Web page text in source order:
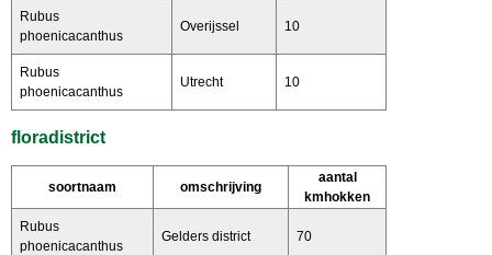
Rubus
phoenicacanthus
Overijssel 10
Rubus
phoenicacanthus
Utrecht 10
floradistrict
soortnaam omschrijving
aantal
kmhokken
Rubus
phoenicacanthus
Gelders district 70